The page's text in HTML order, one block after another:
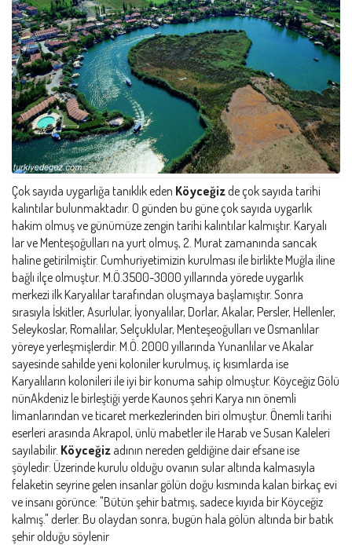
Çok sayıda uygarlığa tanıklık eden Köyceğizde çok sayıda tarihi
kalıntılar bulunmaktadır. O günden bu güne çok sayıda uygarlık
hakim olmuş ve günümüze zengin tarihi kalıntılar kalmıştır. Karyalı
lar ve Menteşoğulları na yurt olmuş, 2. Murat zamanında sancak
haline getirilmiştir. Cumhuriyetimizin kurulması ile birlikte Muğla iline
bağlı ilçe olmuştur. M.Ö.3500-3000 yıllarında yörede uygarlık
merkezi ilk Karyalılar tarafından oluşmaya başlamıştır. Sonra
sırasıyla İskitler, Asurlular, İyonyalılar, Dorlar, Akalar, Persler, Hellenler,
Seleykoslar, Romalılar, Selçuklular, Menteşeoğulları ve Osmanlılar
yöreye yerleşmişlerdir. M.Ö. 2000 yıllarında Yunanlılar ve Akalar
sayesinde sahilde yeni koloniler kurulmuş, iç kısımlarda ise
Karyalıların kolonileri ile iyi bir konuma sahip olmuştur. Köyceğiz Gölü
nünAkdeniz le birleştiği yerde Kaunos şehri Karya nın önemli
limanlarından ve ticaret merkezlerinden biri olmuştur. Önemli tarihi
eserleri arasında Akrapol, ünlü mabetler ile Harab ve Susan Kaleleri
sayılabilir. Köyceğiz adının nereden geldiğine dair efsane ise
şöyledir: Üzerinde kurulu olduğu ovanın sular altında kalmasıyla
felaketin seyrine gelen insanlar gölün doğu kısmında kalan birkaç evi
ve insanı görünce: "Bütün şehir batmış, sadece kıyıda bir Köyceğiz
kalmış." derler. Bu olaydan sonra, bugün hala gölün altında bir batık
şehir olduğu söylenir